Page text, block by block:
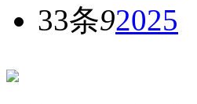
33条92025